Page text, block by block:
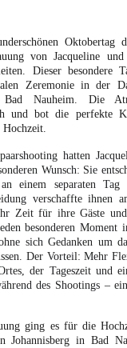
Oktobertag
von Jacqueline
Dieser besondere
Zeremonie in der
Nauheim. Die
und bot die perfekte
Hochzeit.
hatten
Wunsch: Sie
einem separaten Tag
verschaffte ihnen
Zeit für ihre Gäste
besonderen Moment
sich Gedanken um
Der Vorteil: Mehr
der Tageszeit und
des Shootings –
ging es für die
Johannisberg in Bad